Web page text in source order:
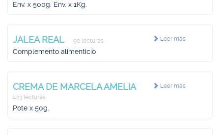
Env. x 500g. Env. x 1Kg.
Leer más
JALEA REAL 90 lecturas
Complemento alimenticio
Leer más
CREMA DE MARCELA AMELIA
423 lecturas
Pote x 50g.